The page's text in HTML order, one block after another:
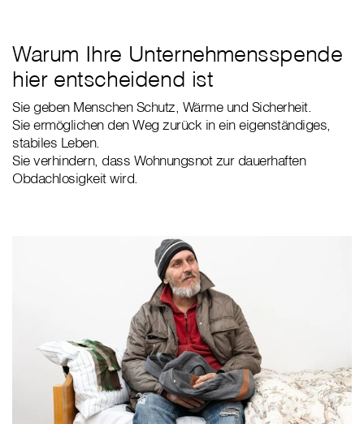
Warum Ihre Unternehmensspende
hier entscheidend ist
Sie geben Menschen Schutz, Wärme und Sicherheit.
Sie ermöglichen den Weg zurück in ein eigenständiges,
stabiles Leben.
Sie verhindern, dass Wohnungsnot zur dauerhaften
Obdachlosigkeit wird.